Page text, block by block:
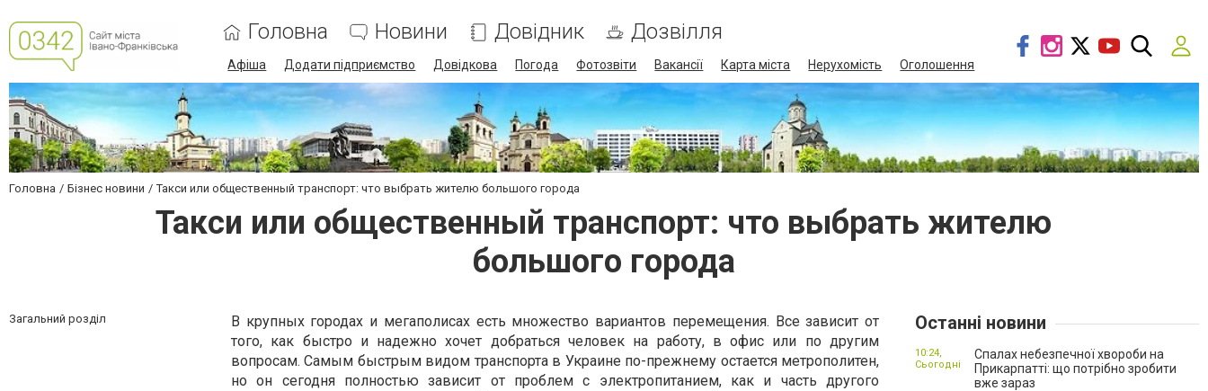
Головна Новини Довідник Дозвілля
Афіша Додати підприємство Довідкова Погода Фотозвіти Вакансії Карта міста Нерухомість Оголошення
Головна Бізнес новини Такси или общественный транспорт: что выбрать жителю большого города
Такси или общественный транспорт: что выбрать жителю
большого города
Загальний розділ
В крупных городах и мегаполисах есть множество вариантов перемещения. Все зависит от
того, как быстро и надежно хочет добраться человек на работу, в офис или по другим
вопросам. Самым быстрым видом транспорта в Украине по-прежнему остается метрополитен,
но он сегодня полностью зависит от проблем с электропитанием, как и часть другого
Останні новини
Спалах небезпечної хвороби на
Прикарпатті: що потрібно зробити
вже зараз
10:24,
Сьогодні